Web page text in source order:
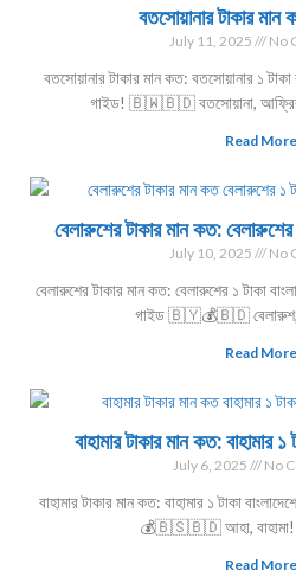
বতসোয়ানার টাকার
July 11, 2025 No
বতসোয়ানার টাকার মান কত: বতসোয়ানার ১
গাইড! 🇧🇼🇧🇩 বতসোয়ানা,
Read
বেলারুশের টাকার মান কত: বেলারুশের
July 10, 2025 No
বেলারুশের টাকার মান কত: বেলারুশের ১ টাকা
গাইড 🇧🇾💰🇧🇩 বেলারুশ,
Read
বাহামার টাকার মান কত: বাহামার
July 6, 2025 No
বাহামার টাকার মান কত: বাহামার ১ টাকা
💰🇧🇸🇧🇩 আহা, বাহামা!
Read